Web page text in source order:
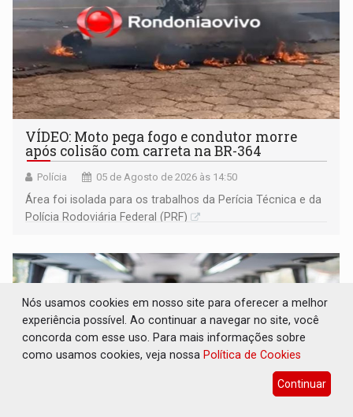
VÍDEO: Moto pega fogo e condutor morre
após colisão com carreta na BR-364
Polícia 05 de Agosto de 2026 às 14:50
Área foi isolada para os trabalhos da Perícia Técnica e da
Polícia Rodoviária Federal (PRF)
Nós usamos cookies em nosso site para oferecer a melhor
experiência possível. Ao continuar a navegar no site, você
concorda com esse uso. Para mais informações sobre
como usamos cookies, veja nossa Política de Cookies
Continuar